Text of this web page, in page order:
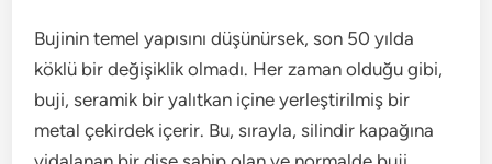
Bujinin temel yapısını düşünürsek, son 50 yılda
köklü bir değişiklik olmadı. Her zaman olduğu gibi,
buji, seramik bir yalıtkan içine yerleştirilmiş bir
metal çekirdek içerir. Bu, sırayla, silindir kapağına